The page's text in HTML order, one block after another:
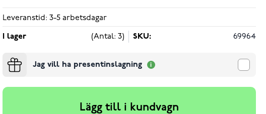
Leveranstid: 3-5 arbetsdagar
I lager (Antal: 3) SKU: 69964
Jag vill ha presentinslagning
Lägg till i kundvagn